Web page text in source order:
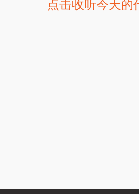
点击收听今天的